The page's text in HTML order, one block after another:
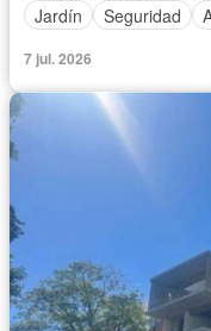
Jardín
Seguridad
7 jul. 2026